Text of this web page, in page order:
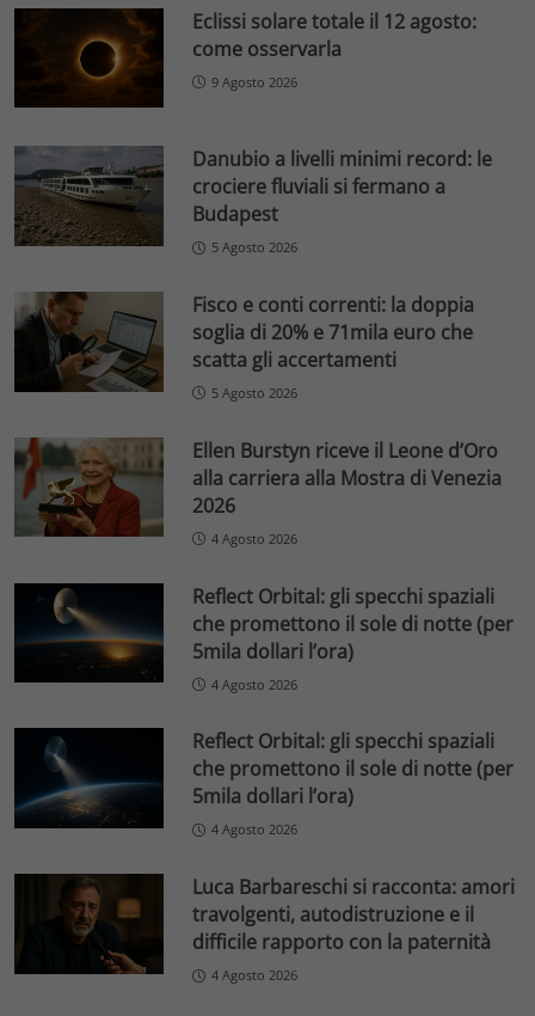
Eclissi solare totale il 12 agosto:
come osservarla
9 Agosto 2026
Danubio a livelli minimi record: le
crociere fluviali si fermano a
Budapest
5 Agosto 2026
Fisco e conti correnti: la doppia
soglia di 20% e 71mila euro che
scatta gli accertamenti
5 Agosto 2026
Ellen Burstyn riceve il Leone d’Oro
alla carriera alla Mostra di Venezia
2026
4 Agosto 2026
Reflect Orbital: gli specchi spaziali
che promettono il sole di notte (per
5mila dollari l’ora)
4 Agosto 2026
Reflect Orbital: gli specchi spaziali
che promettono il sole di notte (per
5mila dollari l’ora)
4 Agosto 2026
Luca Barbareschi si racconta: amori
travolgenti, autodistruzione e il
difficile rapporto con la paternità
4 Agosto 2026